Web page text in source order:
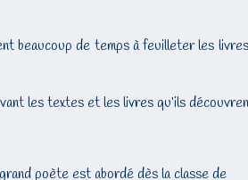
beaucoup de temps à feuilleter les
les textes et les livres qu’ils
poète est abordé dès la classe de